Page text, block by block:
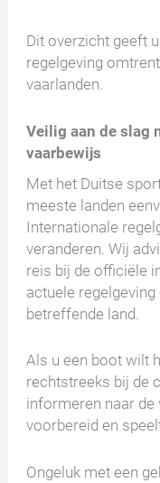
Dit overzicht geeft
regelgeving
vaarlanden.
Veilig aan de slag
vaarbewijs
Met het Duitse
meeste landen
Internationale
veranderen. Wij
reis bij de officiële
actuele
betreffende land.
Als u een boot wilt
rechtstreeks bij de
informeren naar de
voorbereid en
Ongeluk met een